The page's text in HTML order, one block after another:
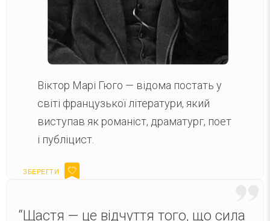
Віктор Марі Гюго — відома постать у
світі французької літератури, який
виступав як романіст, драматург, поет
і публіцист.
“Щастя — це відчуття того, що сила